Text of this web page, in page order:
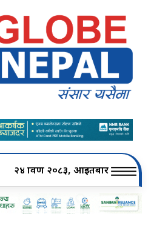
२४ श्रावण २०८३, आइतबार